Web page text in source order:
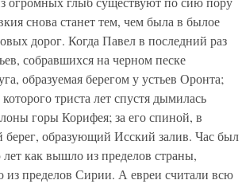
снова станет тем, чем была в былое
дорог. Когда Павел в последний раз
собравшихся на черном песке
образуемая берегом у устьев Оронта;
триста лет спустя дымилась
горы Корифея; за его спиной, в
образующий Исский залив. Час был
как вышло из пределов страны,
пределов Сирии. А евреи считали всю